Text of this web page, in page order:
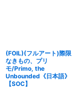
(FOIL)(フルアート)際限
なきもの、プリ
モ/Primo, the
Unbounded《日本語》
【SOC】